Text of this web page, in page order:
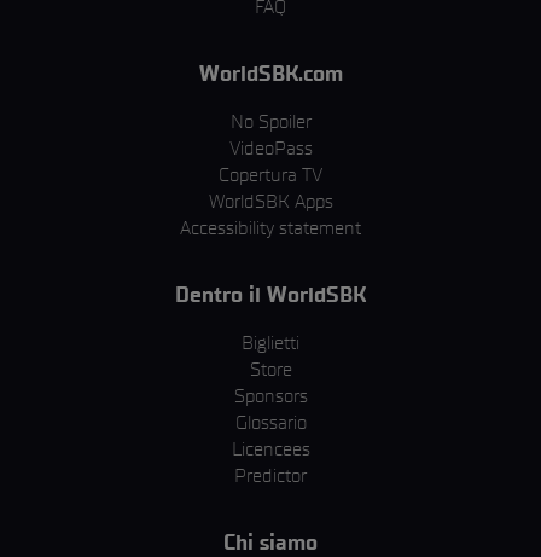
FAQ
WorldSBK.com
No Spoiler
VideoPass
Copertura TV
WorldSBK Apps
Accessibility statement
Dentro il WorldSBK
Biglietti
Store
Sponsors
Glossario
Licencees
Predictor
Chi siamo